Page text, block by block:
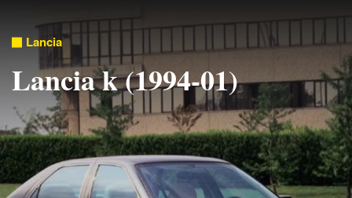
Lancia
Lancia k (1994-01)